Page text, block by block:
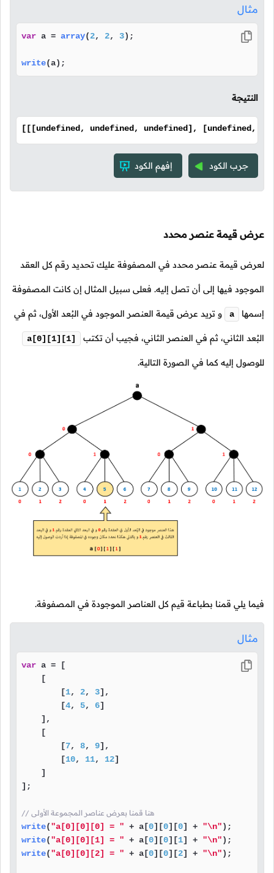
مثال
var a = array(2, 2, 3);
write(a);
النتيجة
[[[undefined, undefined, undefined], [undefined,
جرب الكود إفهم الكود
عرض قيمة عنصر محدد
لعرض قيمة عنصر محدد في المصفوفة عليك تحديد رقم كل العقد
الموجود فيها إلى أن تصل إليه. فعلى سبيل المثال إن كانت المصفوفة
إسمها a و تريد عرض قيمة العنصر الموجود في البُعد الأول، ثم في
البُعد الثاني، ثم في العنصر الثاني، فجيب أن تكتب a[0][1][1]
للوصول إليه كما في الصورة التالية.
فيما يلي قمنا بطباعة قيم كل العناصر الموجودة في المصفوفة.
مثال
var a = [
    [
        [
1, 2, 3],
        [
4, 5, 6]
    ],
    [
        [
7, 8, 9],
        [
10, 11, 12]
    ]
];
// هنا قمنا بعرض عناصر المجموعة الأولى
write("a[0][0][0] = " + a[0][0][0] + "\n"
write("a[0][0][1] = " + a[0][0][1] + "\n"
write("a[0][0][2] = " + a[0][0][2] + "\n");